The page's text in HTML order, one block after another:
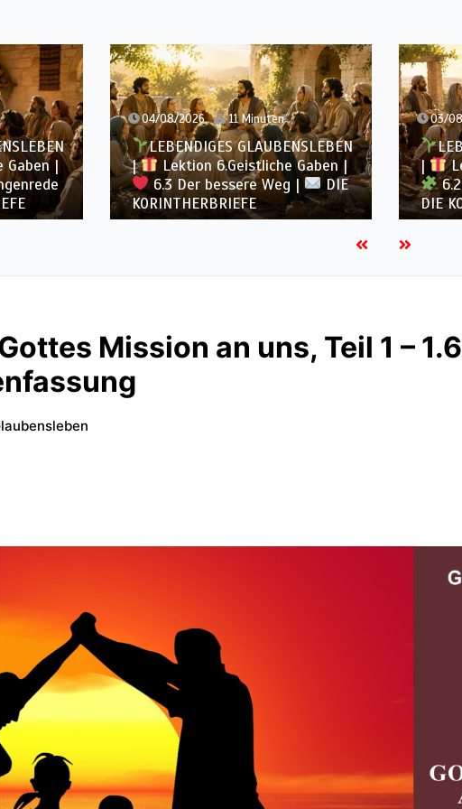
11 Minuten
GLAUBENSLEBEN
Gaben |
Weg |
DIE
03/08/2026 12 Minuten
LEBENDIGES GLAUBENSLEBEN
|
Lektion 6.Geistliche Gaben |
6.2 Einheit durch Vielfalt |
DIE KORINTHERBRIEFE
Mission an uns, Teil 1 – 1.6